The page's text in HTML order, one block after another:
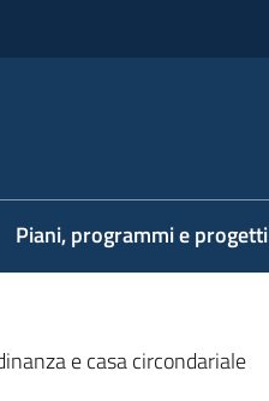
Piani, programmi e progetti
e casa circondariale